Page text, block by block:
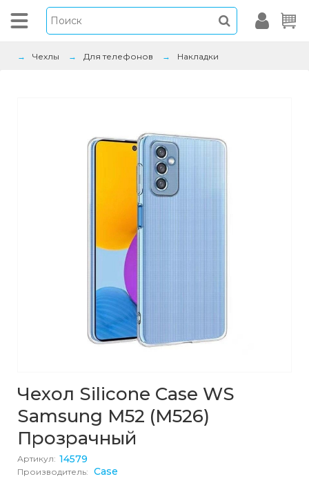
Чехлы Для телефонов Накладки
Чехол Silicone Case WS
Samsung M52 (M526)
Прозрачный
Артикул: 14579
Производитель: Case